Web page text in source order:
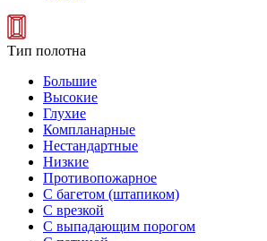
Тип полотна
Большие
Высокие
Глухие
Компланарные
Нестандартные
Низкие
Противопожарное
С багетом (штапиком)
С врезкой
С выпадающим порогом